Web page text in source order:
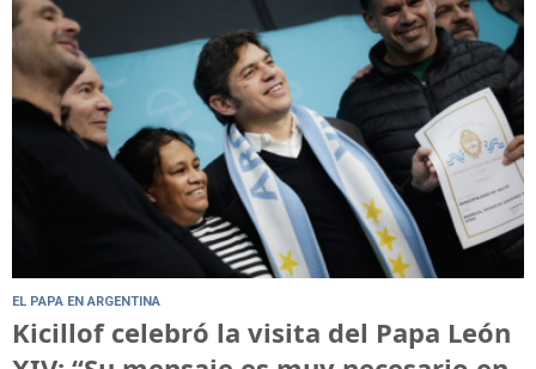
EL PAPA EN ARGENTINA
Kicillof celebró la visita del Papa León